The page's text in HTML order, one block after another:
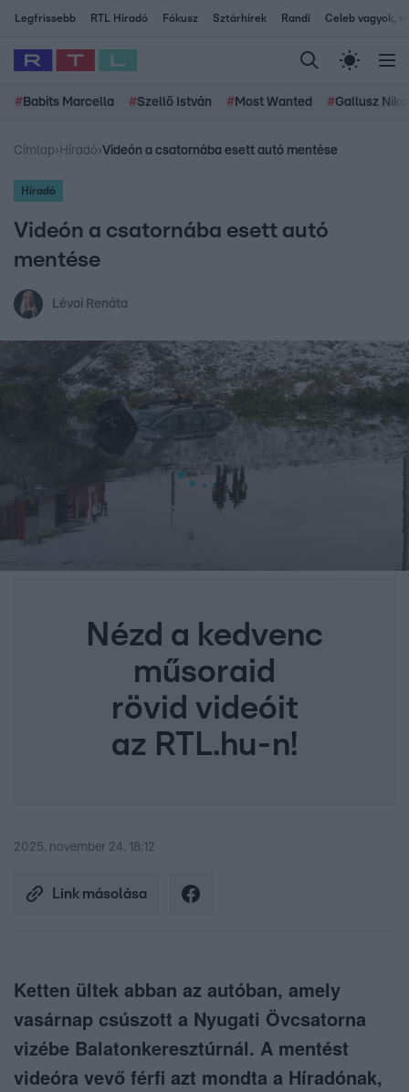
Legfrissebb RTL Híradó Fókusz Sztárhírek Randi Celeb vagyok,
# Babits Marcella #Szellő István # Most Wanted #Gallusz
Címlap› Híradó›Videón a csatornába esett autó mentése
Híradó
Videón a csatornába esett autó
mentése
Lévai Renáta
Nézd a kedvenc
műsoraid
rövid videóit
az RTL.hu-n!
2025. november 24. 18:12
Link másolása
Ketten ültek abban az autóban, amely
vasárnap csúszott a Nyugati Övcsatorna
vizébe Balatonkeresztúrnál. A mentést
videóra vevő férfi azt mondta a Híradónak,